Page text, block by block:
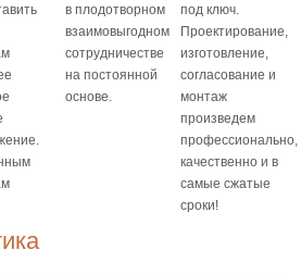
в плодотворном
взаимовыгодном
сотрудничестве
на постоянной
основе.
под ключ.
Проектирование,
изготовление,
согласование и
монтаж
произведем
профессионально,
качественно и в
самые сжатые
сроки!